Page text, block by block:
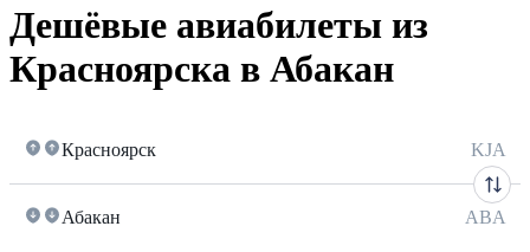
Дешёвые авиабилеты из
Красноярска в Абакан
Красноярск KJA
Абакан ABA